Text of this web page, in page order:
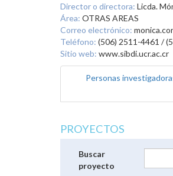
Director o directora: Licda.
Área: OTRAS AREAS
Correo electrónico:
Teléfono: (506) 2511-4461 /
Sitio web: www.sibdi.ucr.ac.cr
Personas
PROYECTOS
Buscar
proyecto